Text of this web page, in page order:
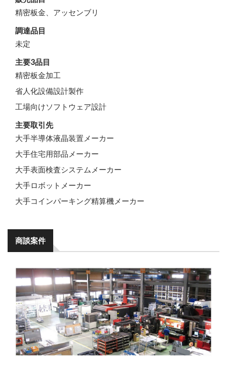
精密板金、アッセンブリ
調達品目
未定
主要3品目
精密板金加工
省人化設備設計製作
工場向けソフトウェア設計
主要取引先
大手半導体液晶装置メーカー
大手住宅用部品メーカー
大手表面検査システムメーカー
大手ロボットメーカー
大手コインパーキング精算機メーカー
商談案件